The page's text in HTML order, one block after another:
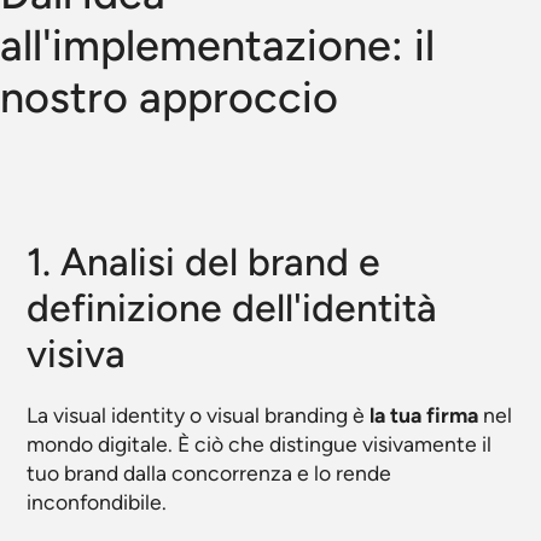
all'implementazione: il
nostro approccio
1. Analisi del brand e
definizione dell'identità
visiva
La visual identity o visual branding è la tua firma nel
mondo digitale. È ciò che distingue visivamente il
tuo brand dalla concorrenza e lo rende
inconfondibile.